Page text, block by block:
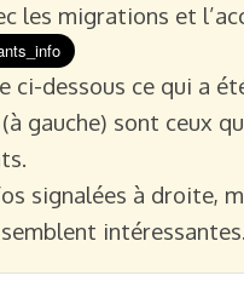
les migrations et
dessous ce qui a
gauche) sont ceux
signalées à droite,
intéressantes.